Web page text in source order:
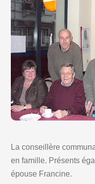
La conseillère
en famille. Présents
épouse Francine.